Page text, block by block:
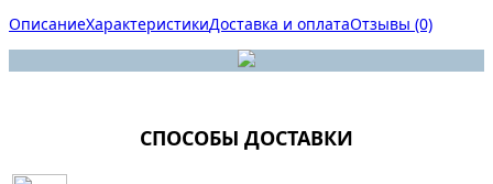
ОписаниеХарактеристикиДоставка и оплатаОтзывы (0)
СПОСОБЫ ДОСТАВКИ